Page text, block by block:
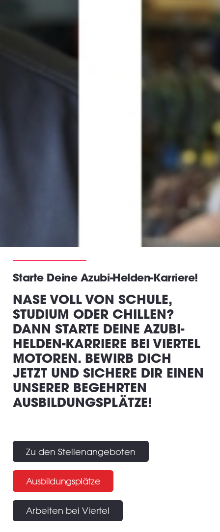
Starte Deine Azubi-Helden-Karriere!
NASE VOLL VON SCHULE,
STUDIUM ODER CHILLEN?
DANN STARTE DEINE AZUBI-
HELDEN-KARRIERE BEI VIERTEL
MOTOREN. BEWIRB DICH
JETZT UND SICHERE DIR EINEN
UNSERER BEGEHRTEN
AUSBILDUNGSPLÄTZE!
Zu den Stellenangeboten
Ausbildungsplätze
Arbeiten bei Viertel